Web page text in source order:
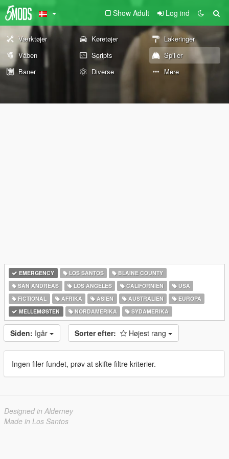
Show Adult Log ind
Værktøjer Køretøjer
Lakeringer
Våben
Scripts
Spiller
Baner
Diverse Mere
EMERGENCY LOS SANTOS
BLAINE COUNTY
SAN ANDREAS
LOS ANGELES CALIFORNIEN
USA
FICTIONAL
AFRIKA ASIEN AUSTRALIEN
EUROPA
MELLEMØSTEN
NORDAMERIKA SYDAMERIKA
Siden: Igår Sorter efter: Højest rang
Ingen filer fundet, prøv at skifte filtre kriterier.
Designed in Alderney
Made in Los Santos